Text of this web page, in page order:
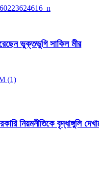
ভুক্তভুগি সাকিল মীর
নিয়মনীতিকে বৃদ্ধাঙ্গুলি